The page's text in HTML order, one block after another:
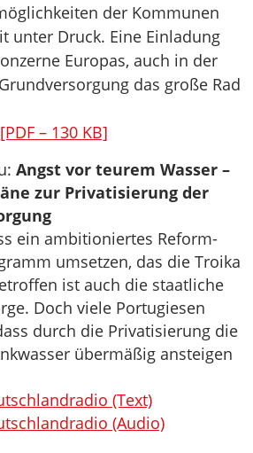
der Kommunen
unter Druck. Eine Einladung
Europas, auch in der
das große Rad
– 130 KB]
Angst vor teurem Wasser –
zur Privatisierung der
ein ambitioniertes Reform-
umsetzen, das die Troika
ist auch die staatliche
Doch viele Portugiesen
durch die Privatisierung die
übermäßig ansteigen
(Text)
(Audio)